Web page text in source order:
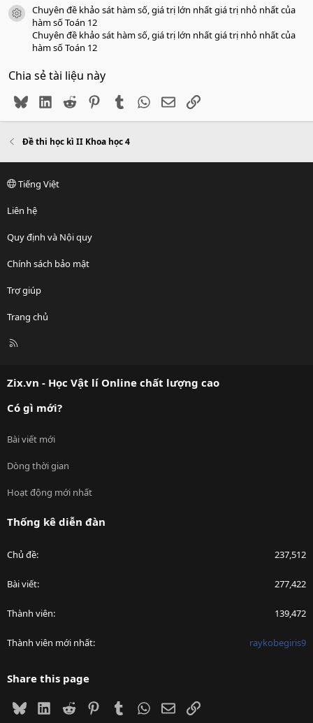
icon tài liệu
Chuyên đề khảo sát hàm số, giá trị lớn nhất giá trị nhỏ nhất của
hàm số Toán 12
Chuyên đề khảo sát hàm số, giá trị lớn nhất giá trị nhỏ nhất của
hàm số Toán 12
Chia sẻ tài liệu này
BlueskyLinkedIn
Reddit PinterestTumblr WhatsApp
EmailLink
Đề thi học kì II Khoa học 4
Tiếng Việt
Liên hệ
Quy định và Nội quy
Chính sách bảo mật
Trợ giúp
Trang chủ
R
Zix.vn - Học Vật lí Online chất lượng cao
Có gì mới?
Bài viết mới
Dòng thời gian
Hoạt động mới nhất
Thống kê diễn đàn
Chủ đề 237,512
Bài viết 277,422
Thành viên 139,472
Thành viên mới nhất raykobegiris9
Share this page
BlueskyLinkedIn
Reddit PinterestTumblrWhatsApp
EmailLink